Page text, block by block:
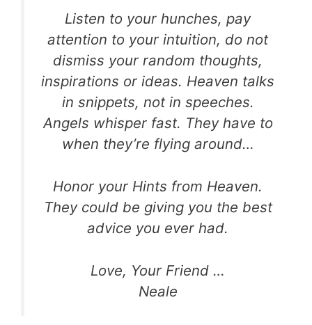
Listen to your hunches, pay
attention to your intuition, do not
dismiss your random thoughts,
inspirations or ideas. Heaven talks
in snippets, not in speeches.
Angels whisper fast. They have to
when they’re flying around…
Honor your Hints from Heaven.
They could be giving you the best
advice you ever had.
Love, Your Friend …
Neale